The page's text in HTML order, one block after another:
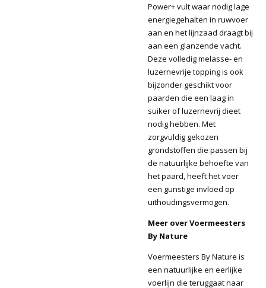
Power+ vult waar nodig lage
energiegehalten in ruwvoer
aan en het lijnzaad draagt bij
aan een glanzende vacht.
Deze volledig melasse- en
luzernevrije topping is ook
bijzonder geschikt voor
paarden die een laag in
suiker of luzernevrij dieet
nodig hebben. Met
zorgvuldig gekozen
grondstoffen die passen bij
de natuurlijke behoefte van
het paard, heeft het voer
een gunstige invloed op
uithoudingsvermogen.
Meer over Voermeesters
By Nature
Voermeesters By Nature is
een natuurlijke en eerlijke
voerlijn die teruggaat naar